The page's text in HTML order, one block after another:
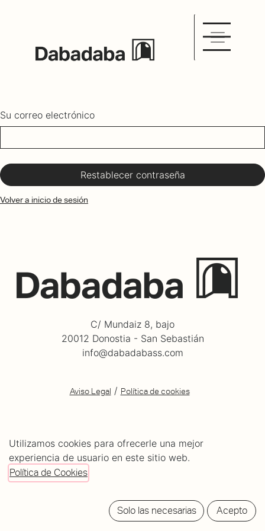
Su correo electrónico
Restablecer contraseña
Volver a inicio de sesión
C/ Mundaiz 8, bajo
20012 Donostia - San Sebastián
info@dabadabass.com
Aviso Legal / Política de cookies
Mundo DBDB
¿Quieres actuar en Dabadaba?
Utilizamos cookies para ofrecerle una mejor
experiencia de usuario en este sitio web.
Política de Cookies
Solo las necesarias Acepto